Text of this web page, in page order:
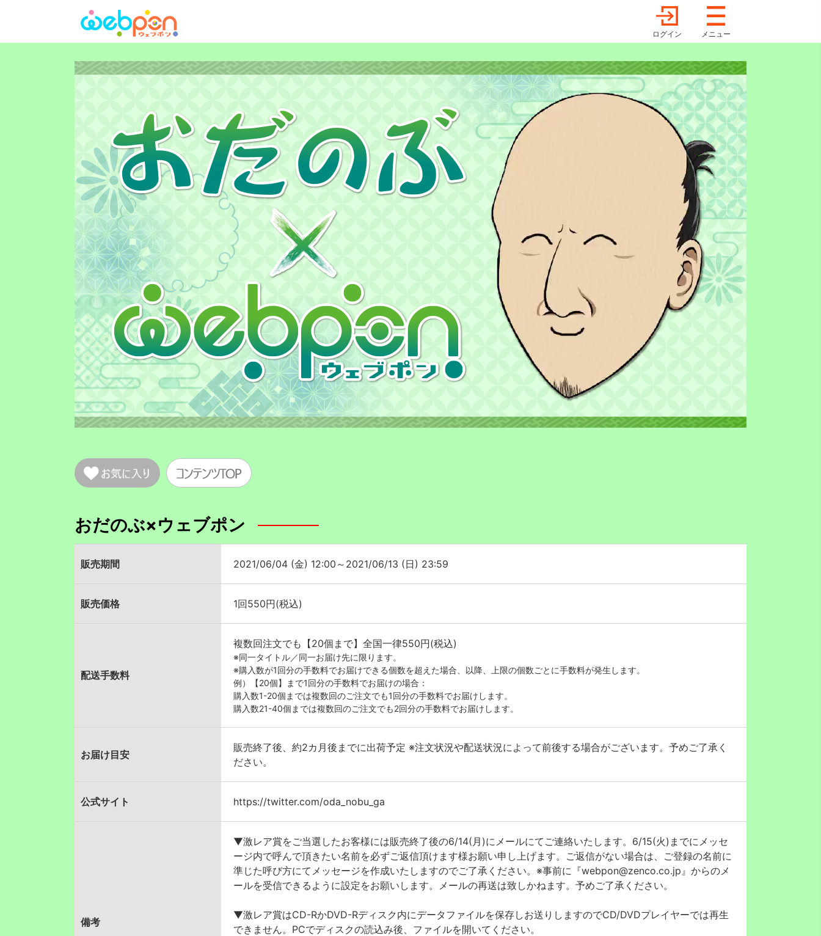
ログイン メニュー
おだのぶ×ウェブポン
販売期間 2021/06/04 (金) 12:00～2021/06/13 (日) 23:59
販売価格 1回550円(税込)
配送手数料
複数回注文でも【20個まで】全国一律550円(税込)
※同一タイトル／同一お届け先に限ります。
※購入数が1回分の手数料でお届けできる個数を超えた場合、以降、上限の個数ごとに手数料が発生します。
例）【20個】まで1回分の手数料でお届けの場合：
購入数1-20個までは複数回のご注文でも1回分の手数料でお届けします。
購入数21-40個までは複数回のご注文でも2回分の手数料でお届けします。
お届け目安
販売終了後、約2カ月後までに出荷予定 ※注文状況や配送状況によって前後する場合がございます。予めご了承く
ださい。
公式サイト https://twitter.com/oda_nobu_ga
備考
▼激レア賞をご当選したお客様には販売終了後の6/14(月)にメールにてご連絡いたします。6/15(火)までにメッセ
ージ内で呼んで頂きたい名前を必ずご返信頂けます様お願い申し上げます。ご返信がない場合は、ご登録の名前に
準じた呼び方にてメッセージを作成いたしますのでご了承ください。※事前に『webpon@zenco.co.jp』からのメ
ールを受信できるように設定をお願いします。メールの再送は致しかねます。予めご了承ください。
▼激レア賞はCD-RかDVD-Rディスク内にデータファイルを保存しお送りしますのでCD/DVDプレイヤーでは再生
できません。PCでディスクの読込み後、ファイルを開いてください。